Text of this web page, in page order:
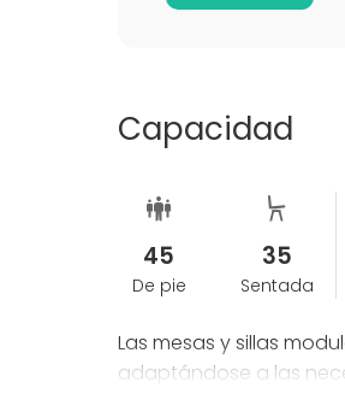
Capacidad
45
De pie
35
Sentada
Las mesas y sillas
adaptándose a las